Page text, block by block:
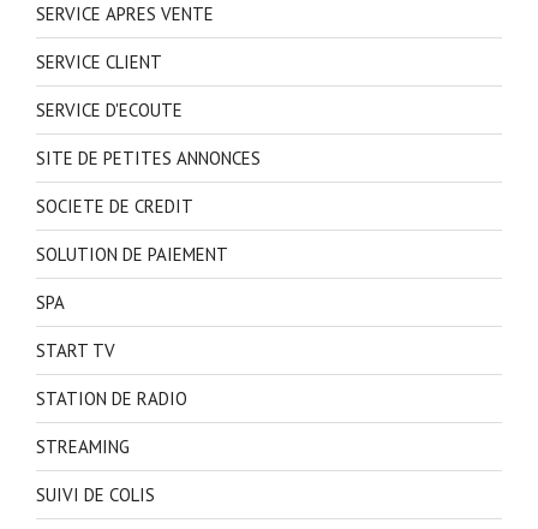
SERVICE APRES VENTE
SERVICE CLIENT
SERVICE D'ECOUTE
SITE DE PETITES ANNONCES
SOCIETE DE CREDIT
SOLUTION DE PAIEMENT
SPA
START TV
STATION DE RADIO
STREAMING
SUIVI DE COLIS